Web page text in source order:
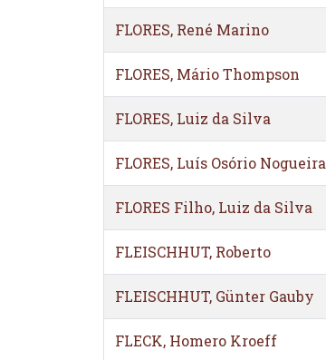
FLORES, René Marino
FLORES, Mário Thompson
FLORES, Luiz da Silva
FLORES, Luís Osório Nogueira
FLORES Filho, Luiz da Silva
FLEISCHHUT, Roberto
FLEISCHHUT, Günter Gauby
FLECK, Homero Kroeff